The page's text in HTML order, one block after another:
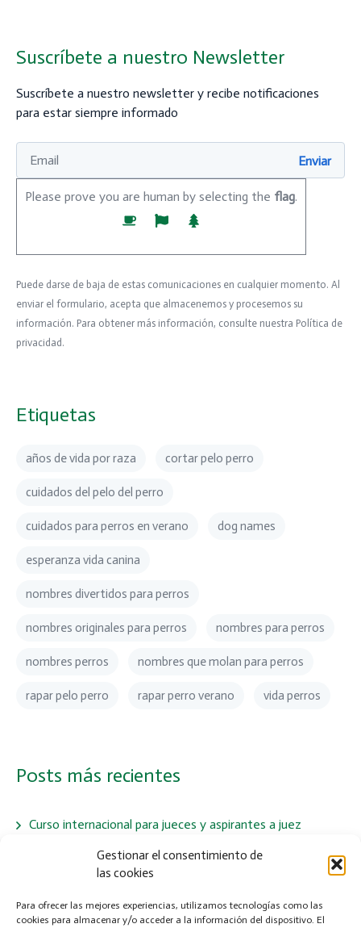
Gestionar el consentimiento de
las cookies
Para ofrecer las mejores experiencias, utilizamos tecnologías como las
cookies para almacenar y/o acceder a la información del dispositivo. El
Suscríbete a nuestro Newsletter
Suscríbete a nuestro newsletter y recibe notificaciones
para estar siempre informado
Please prove you are human by selecting the flag.
Puede darse de baja de estas comunicaciones en cualquier momento. Al
enviar el formulario, acepta que almacenemos y procesemos su
información. Para obtener más información, consulte nuestra Política de
privacidad.
Etiquetas
años de vida por raza cortar pelo perro
cuidados del pelo del perro
cuidados para perros en verano dog names
esperanza vida canina
nombres divertidos para perros
nombres originales para perros nombres para perros
nombres perros nombres que molan para perros
rapar pelo perro rapar perro verano vida perros
Posts más recientes
Curso internacional para jueces y aspirantes a juez
LA IMPORTANCIA DE LA TAURINA EN LA DIETA DE
LOS PERROS